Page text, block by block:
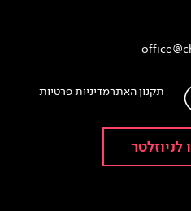
תקנון האתרמדיניות פרטיות